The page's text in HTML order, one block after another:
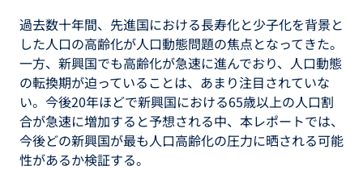
過去数十年間、先進国における長寿化と少子化を背景と
した人口の高齢化が人口動態問題の焦点となってきた。
一方、新興国でも高齢化が急速に進んでおり、人口動態
の転換期が迫っていることは、あまり注目されていな
い。今後20年ほどで新興国における65歳以上の人口割
合が急速に増加すると予想される中、本レポートでは、
今後どの新興国が最も人口高齢化の圧力に晒される可能
性があるか検証する。